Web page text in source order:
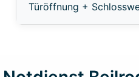
Türöffnung +